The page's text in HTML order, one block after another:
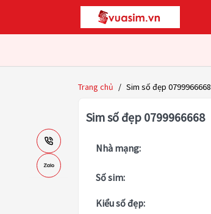
Trang chủ / Sim số đẹp 0799966668
Sim số đẹp 0799966668
Nhà mạng:
Số sim:
Kiểu số đẹp: